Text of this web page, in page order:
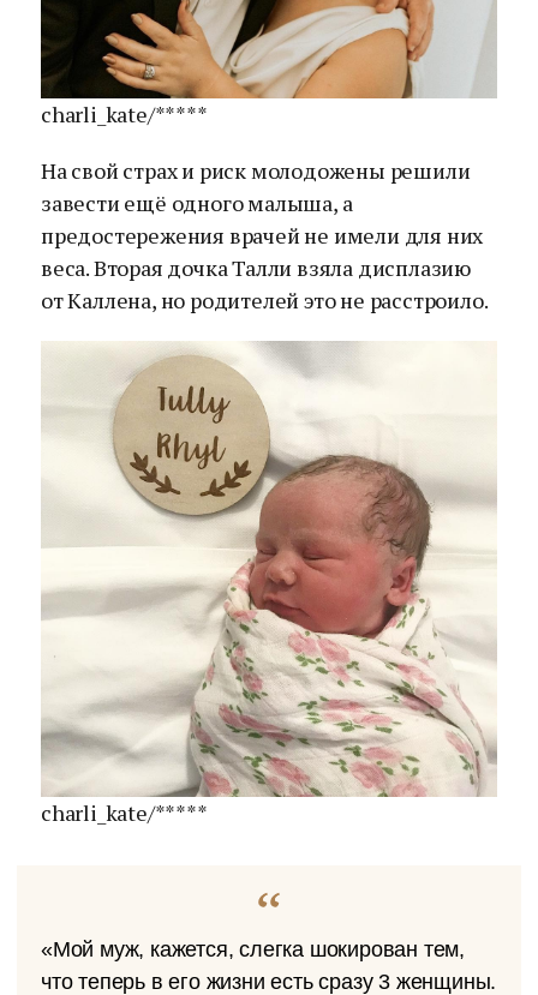
charli_kate/*****
На свой страх и риск молодожены решили
завести ещё одного малыша, а
предостережения врачей не имели для них
веса. Вторая дочка Талли взяла дисплазию
от Каллена, но родителей это не расстроило.
charli_kate/*****
«Мой муж, кажется, слегка шокирован тем,
что теперь в его жизни есть сразу 3 женщины.